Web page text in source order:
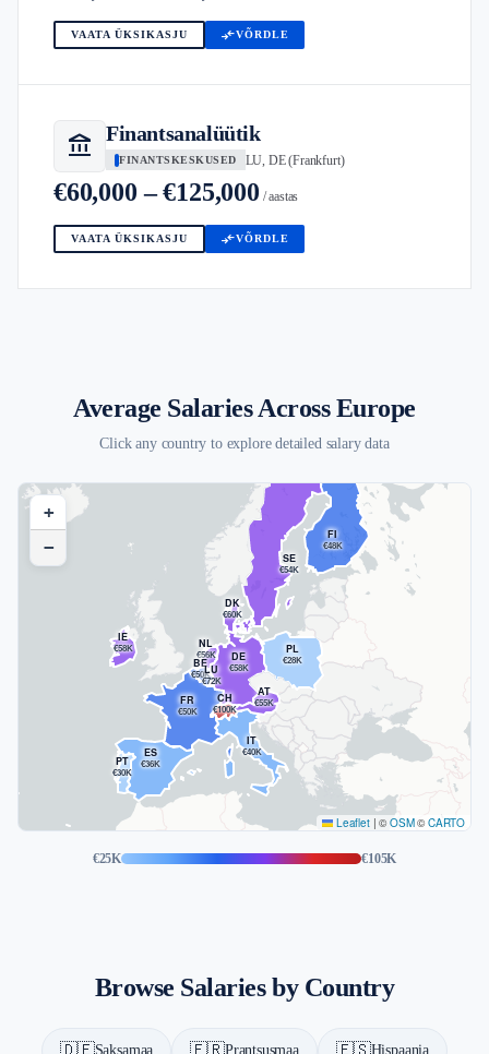
VAATA ÜKSIKASJU compare_arrowsVÕRDLE
account_balance Finantsanalüütik
FINANTSKESKUSED LU, DE (Frankfurt)
€60,000 – €125,000 / aastas
VAATA ÜKSIKASJU compare_arrowsVÕRDLE
Average Salaries Across Europe
Click any country to explore detailed salary data
DK
€60K
FI
€48K
FR
€50K
DE
€58K
IE
€58K
IT
€40K
LU
€72K
NL
€56K PL
€28K
PT
€30K
ES
€36K
SE
€54K
CH
€100K
BE
€50K
AT
€55K
+
−
Leaflet | © OSM©CARTO
€25K €105K
Iirimaa — €58K average salary
Luksemburg — €72K average salary
Browse Salaries by Country
🇩🇪Saksamaa 🇫🇷Prantsusmaa 🇪🇸Hispaania